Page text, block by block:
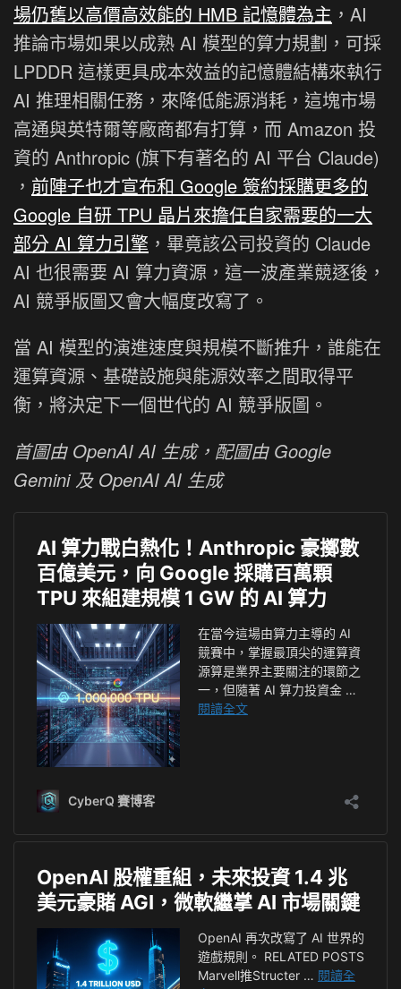
場仍舊以高價高效能的 HMB 記憶體為主 ，AI
推論市場如果以成熟 AI 模型的算力規劃，可採
LPDDR 這樣更具成本效益的記憶體結構來執行
AI 推理相關任務，來降低能源消耗，這塊市場
高通與英特爾等廠商都有打算，而 Amazon 投
資的 Anthropic (旗下有著名的 AI 平台 Claude)
， 前陣子也才宣布和 Google 簽約採購更多的
Google 自研 TPU 晶片來擔任自家需要的一大
部分 AI 算力引擎 ，畢竟該公司投資的 Claude
AI 也很需要 AI 算力資源，這一波產業競逐後，
AI 競爭版圖又會大幅度改寫了。
當 AI 模型的演進速度與規模不斷推升，誰能在
運算資源、基礎設施與能源效率之間取得平
衡，將決定下一個世代的 AI 競爭版圖。
首圖由 OpenAI AI 生成，配圖由 Google
Gemini 及 OpenAI AI 生成